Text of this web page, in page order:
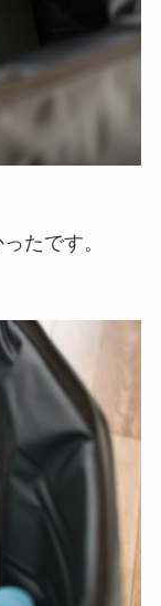
たです。